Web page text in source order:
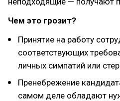
Чем это грозит?
Принятие на работу
соответствующих
личных симпатий или
Пренебрежение
самом деле обладают